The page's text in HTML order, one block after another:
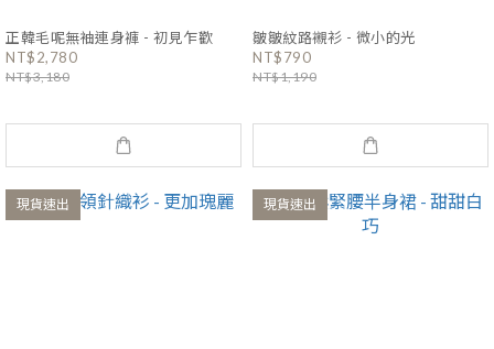
正韓毛呢無袖連身褲 - 初見乍歡
NT$2,780
NT$3,180
皺皺紋路襯衫 - 微小的光
NT$790
NT$1,190
現貨速出 現貨速出